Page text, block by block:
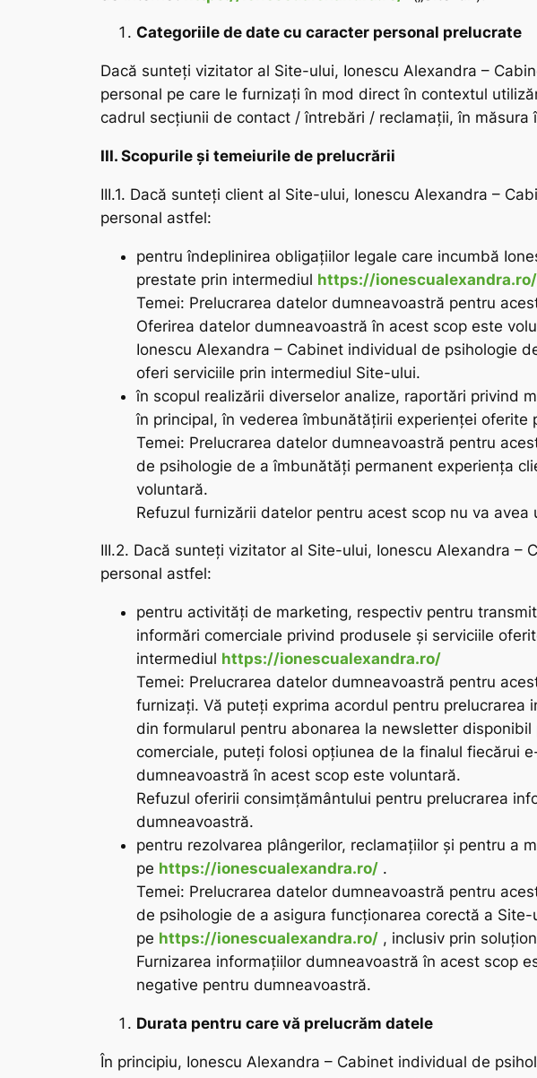
Categoriile de date cu caracter personal prelucrate
Dacă sunteți vizitator al Site-ului, Ionescu Alexandra –
personal pe care le furnizați în mod direct în contextul
cadrul secțiunii de contact / întrebări / reclamații, în măsura
III. Scopurile și temeiurile de prelucrării
III.1. Dacă sunteți client al Site-ului, Ionescu Alexandra –
personal astfel:
pentru îndeplinirea obligațiilor legale care incumbă
prestate prin intermediul https://ionescualexandra.ro/
Temei: Prelucrarea datelor dumneavoastră pentru
Oferirea datelor dumneavoastră în acest scop este
Ionescu Alexandra – Cabinet individual de psihologie
oferi serviciile prin intermediul Site-ului.
în scopul realizării diverselor analize, raportări privind
în principal, în vederea îmbunătăţirii experienței oferite
Temei: Prelucrarea datelor dumneavoastră pentru
de psihologie de a îmbunătăți permanent experiența
voluntară.
Refuzul furnizării datelor pentru acest scop nu va
III.2. Dacă sunteți vizitator al Site-ului, Ionescu Alexandra
personal astfel:
pentru activităţi de marketing, respectiv pentru
informări comerciale privind produsele şi serviciile
intermediul https://ionescualexandra.ro/
Temei: Prelucrarea datelor dumneavoastră pentru
furnizați. Vă puteți exprima acordul pentru
din formularul pentru abonarea la newsletter
comerciale, puteți folosi opţiunea de la finalul fiecărui
dumneavoastră în acest scop este voluntară.
Refuzul oferirii consimțământului pentru prelucrarea
dumneavoastră.
pentru rezolvarea plângerilor, reclamaţiilor şi pentru a
pe https://ionescualexandra.ro/ .
Temei: Prelucrarea datelor dumneavoastră pentru
de psihologie de a asigura funcționarea corectă a
pe https://ionescualexandra.ro/ , inclusiv prin
Furnizarea informațiilor dumneavoastră în acest scop
negative pentru dumneavoastră.
Durata pentru care vă prelucrăm datele
În principiu, Ionescu Alexandra – Cabinet individual de